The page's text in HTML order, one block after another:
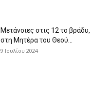
Μετάνοιες στις 12 το βράδυ,
στη Μητέρα του Θεού...
9 Ιουλίου 2024